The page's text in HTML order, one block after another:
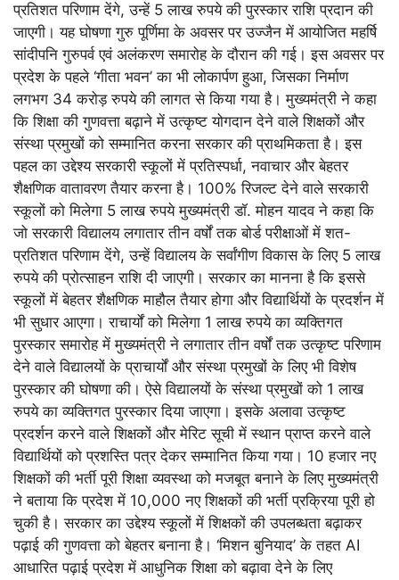
प्रतिशत परिणाम देंगे, उन्हें 5 लाख रुपये की पुरस्कार राशि प्रदान की
जाएगी। यह घोषणा गुरु पूर्णिमा के अवसर पर उज्जैन में आयोजित महर्षि
सांदीपनि गुरुपर्व एवं अलंकरण समारोह के दौरान की गई। इस अवसर पर
प्रदेश के पहले ‘गीता भवन’ का भी लोकार्पण हुआ, जिसका निर्माण
लगभग 34 करोड़ रुपये की लागत से किया गया है। मुख्यमंत्री ने कहा
कि शिक्षा की गुणवत्ता बढ़ाने में उत्कृष्ट योगदान देने वाले शिक्षकों और
संस्था प्रमुखों को सम्मानित करना सरकार की प्राथमिकता है। इस
पहल का उद्देश्य सरकारी स्कूलों में प्रतिस्पर्धा, नवाचार और बेहतर
शैक्षणिक वातावरण तैयार करना है। 100% रिजल्ट देने वाले सरकारी
स्कूलों को मिलेगा 5 लाख रुपये मुख्यमंत्री डॉ. मोहन यादव ने कहा कि
जो सरकारी विद्यालय लगातार तीन वर्षों तक बोर्ड परीक्षाओं में शत-
प्रतिशत परिणाम देंगे, उन्हें विद्यालय के सर्वांगीण विकास के लिए 5 लाख
रुपये की प्रोत्साहन राशि दी जाएगी। सरकार का मानना है कि इससे
स्कूलों में बेहतर शैक्षणिक माहौल तैयार होगा और विद्यार्थियों के प्रदर्शन में
भी सुधार आएगा। राचार्यों को मिलेगा 1 लाख रुपये का व्यक्तिगत
पुरस्कार समारोह में मुख्यमंत्री ने लगातार तीन वर्षों तक उत्कृष्ट परिणाम
देने वाले विद्यालयों के प्राचार्यों और संस्था प्रमुखों के लिए भी विशेष
पुरस्कार की घोषणा की। ऐसे विद्यालयों के संस्था प्रमुखों को 1 लाख
रुपये का व्यक्तिगत पुरस्कार दिया जाएगा। इसके अलावा उत्कृष्ट
प्रदर्शन करने वाले शिक्षकों और मेरिट सूची में स्थान प्राप्त करने वाले
विद्यार्थियों को प्रशस्ति पत्र देकर सम्मानित किया गया। 10 हजार नए
शिक्षकों की भर्ती पूरी शिक्षा व्यवस्था को मजबूत बनाने के लिए मुख्यमंत्री
ने बताया कि प्रदेश में 10,000 नए शिक्षकों की भर्ती प्रक्रिया पूरी हो
चुकी है। सरकार का उद्देश्य स्कूलों में शिक्षकों की उपलब्धता बढ़ाकर
पढ़ाई की गुणवत्ता को बेहतर बनाना है। ‘मिशन बुनियाद’ के तहत AI
आधारित पढ़ाई प्रदेश में आधुनिक शिक्षा को बढ़ावा देने के लिए